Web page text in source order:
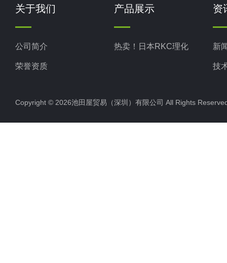
关于我们
公司简介
荣誉资质
产品展示
热卖！日本RKC理化
资
新
技
Copyright © 2026池田屋贸易（深圳）有限公司 All Rights